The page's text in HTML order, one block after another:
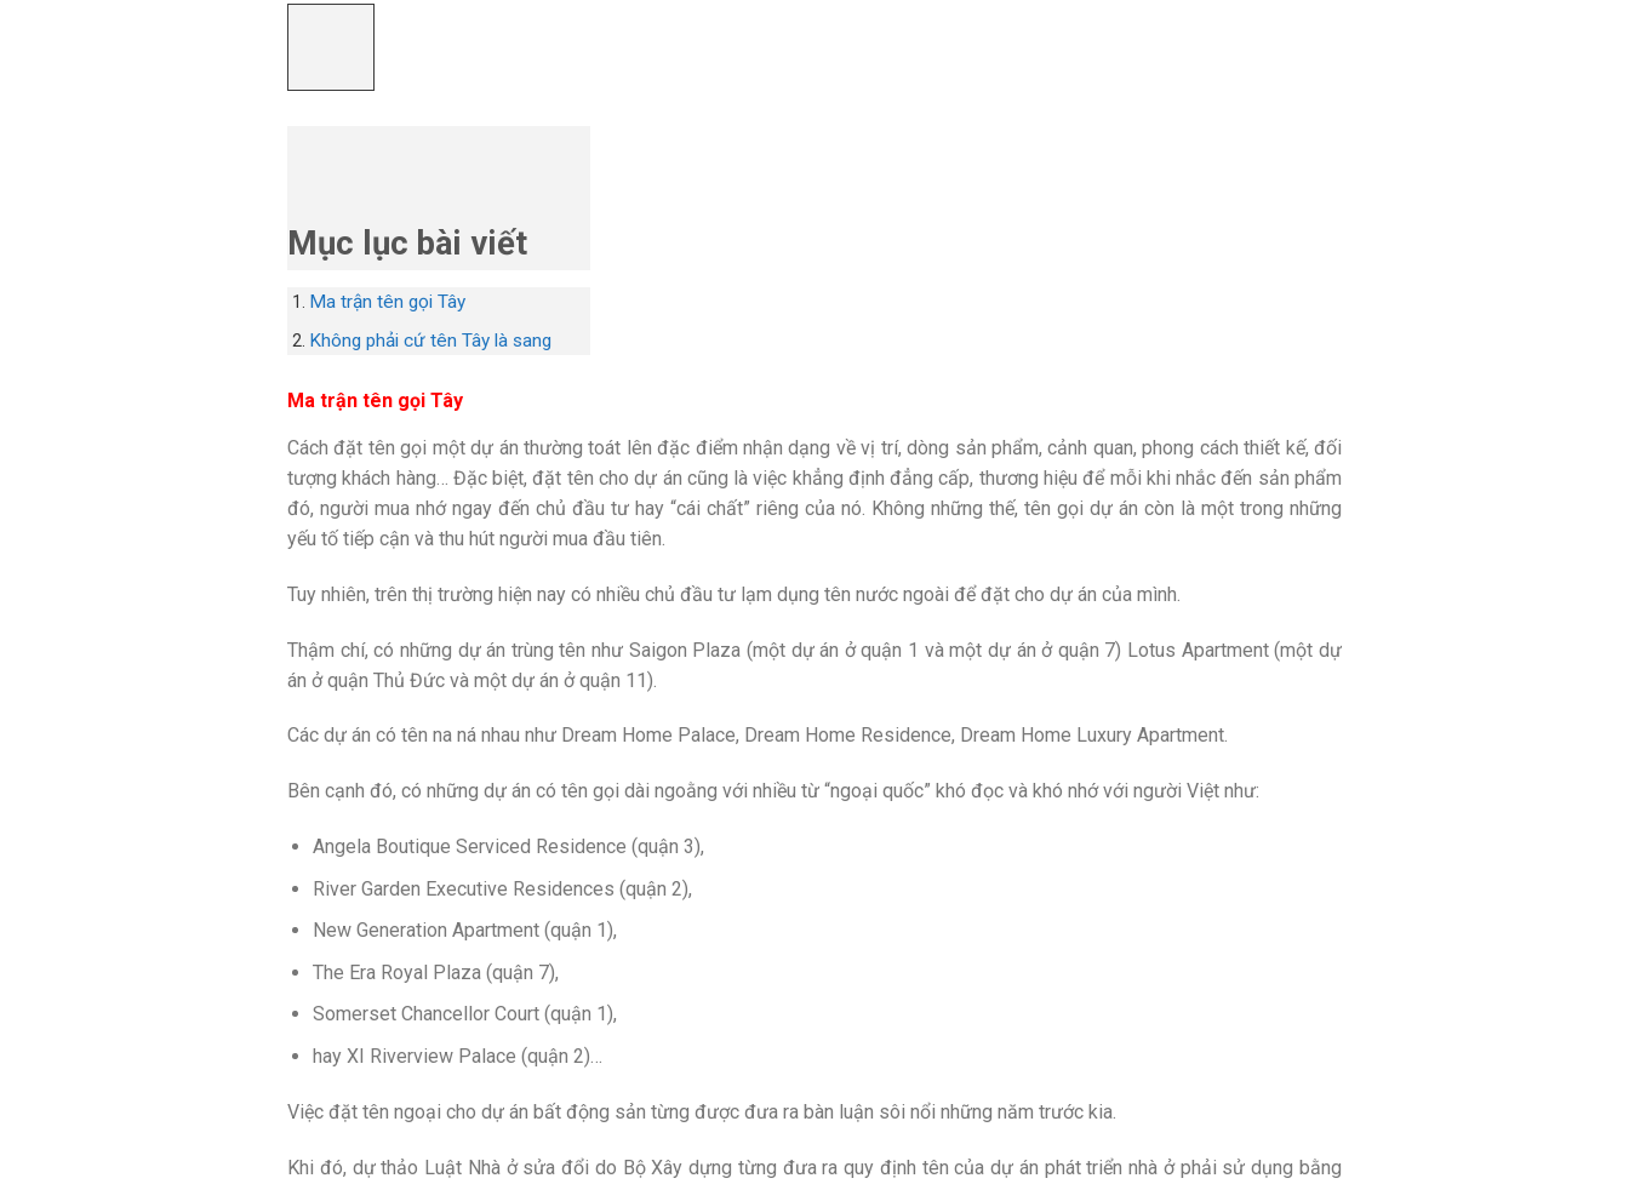
Mục lục bài viết
Ma trận tên gọi Tây
Không phải cứ tên Tây là sang
Ma trận tên gọi Tây
Cách đặt tên gọi một dự án thường toát lên đặc điểm nhận dạng về vị trí, dòng sản phẩm, cảnh quan, phong cách thiết kế, đối
tượng khách hàng… Đặc biệt, đặt tên cho dự án cũng là việc khẳng định đẳng cấp, thương hiệu để mỗi khi nhắc đến sản phẩm
đó, người mua nhớ ngay đến chủ đầu tư hay “cái chất” riêng của nó. Không những thế, tên gọi dự án còn là một trong những
yếu tố tiếp cận và thu hút người mua đầu tiên.
Tuy nhiên, trên thị trường hiện nay có nhiều chủ đầu tư lạm dụng tên nước ngoài để đặt cho dự án của mình.
Thậm chí, có những dự án trùng tên như Saigon Plaza (một dự án ở quận 1 và một dự án ở quận 7) Lotus Apartment (một dự
án ở quận Thủ Đức và một dự án ở quận 11).
Các dự án có tên na ná nhau như Dream Home Palace, Dream Home Residence, Dream Home Luxury Apartment.
Bên cạnh đó, có những dự án có tên gọi dài ngoằng với nhiều từ “ngoại quốc” khó đọc và khó nhớ với người Việt như:
Angela Boutique Serviced Residence (quận 3),
River Garden Executive Residences (quận 2),
New Generation Apartment (quận 1),
The Era Royal Plaza (quận 7),
Somerset Chancellor Court (quận 1),
hay XI Riverview Palace (quận 2)…
Việc đặt tên ngoại cho dự án bất động sản từng được đưa ra bàn luận sôi nổi những năm trước kia.
Khi đó, dự thảo Luật Nhà ở sửa đổi do Bộ Xây dựng từng đưa ra quy định tên của dự án phát triển nhà ở phải sử dụng bằng